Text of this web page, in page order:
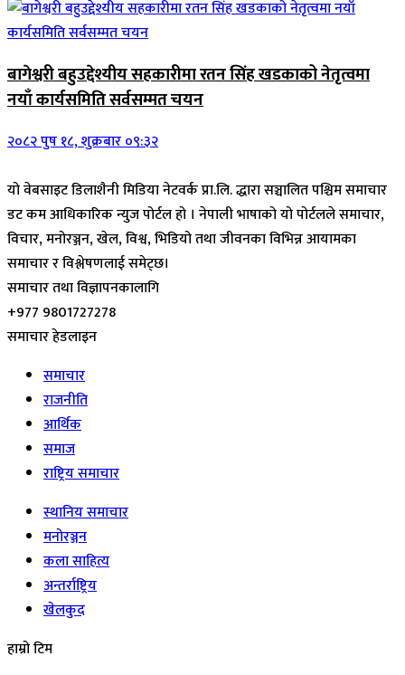
बागेश्वरी बहुउद्देश्यीय सहकारीमा रतन सिंह खडकाको नेतृत्वमा
नयाँ कार्यसमिति सर्वसम्मत चयन
२०८२ पुष १८, शुक्रबार ०९:३२
यो वेबसाइट डिलाशैनी मिडिया नेटवर्क प्रा.लि. द्धारा सञ्चालित पश्चिम समाचार
डट कम आधिकारिक न्युज पोर्टल हो । नेपाली भाषाको यो पोर्टलले समाचार,
विचार, मनोरञ्जन, खेल, विश्व, भिडियो तथा जीवनका विभिन्न आयामका
समाचार र विश्लेषणलाई समेट्छ।
समाचार तथा विज्ञापनकालागि
+977 9801727278
समाचार हेडलाइन
समाचार
राजनीति
आर्थिक
समाज
राष्ट्रिय समाचार
स्थानिय समाचार
मनोरञ्जन
कला साहित्य
अन्तर्राष्ट्रिय
खेलकुद
हाम्रो टिम